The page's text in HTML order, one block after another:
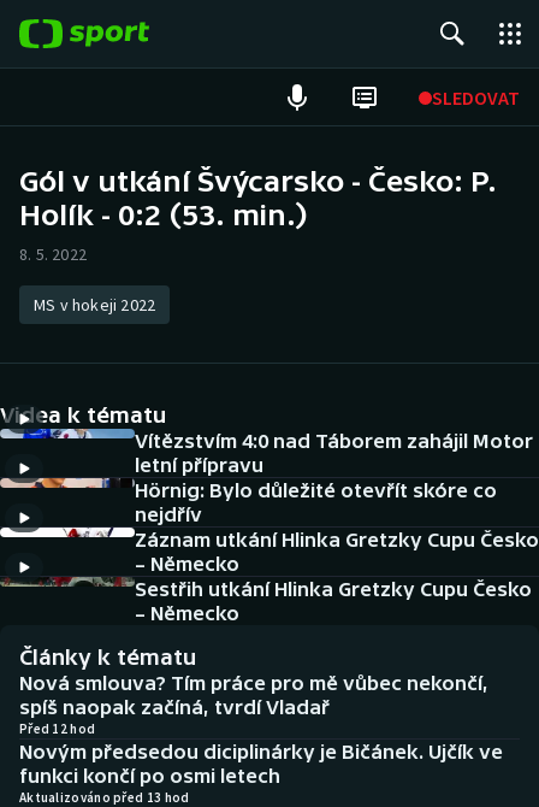
SLEDOVAT
Hokej
Atletika
DALŠÍ SPORTY
Americký fotbal
Baseball a softbal
Biatlon
Boby a skeleton
Box
NEPŘEHLÉDNĚTE
Historické návraty
Aplikace ČT sport
AZ kvíz
Gól v utkání Švýcarsko - Česko: P.
Holík - 0:2 (53. min.)
8. 5. 2022
MS v hokeji 2022
Videa k tématu
Vítězstvím 4:0 nad Táborem zahájil Motor
letní přípravu
Hörnig: Bylo důležité otevřít skóre co
nejdřív
Záznam utkání Hlinka Gretzky Cupu Česko
– Německo
Sestřih utkání Hlinka Gretzky Cupu Česko
– Německo
Články k tématu
Nová smlouva? Tím práce pro mě vůbec nekončí,
spíš naopak začíná, tvrdí Vladař
Před 12 hod
Novým předsedou diciplinárky je Bičánek. Ujčík ve
funkci končí po osmi letech
Aktualizováno před 13 hod